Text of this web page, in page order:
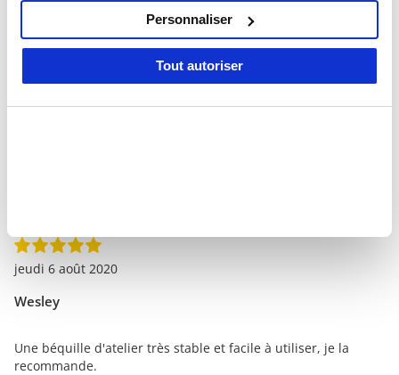
Tout autoriser
Personnaliser
Chaque mois, nous récompensons le meilleur
avis produit avec unbon d'achat de 50 € pour
Rédigez un avis
Wesley
jeudi 6 août 2020
Une béquille d'atelier très stable et facile à utiliser, je la
recommande.